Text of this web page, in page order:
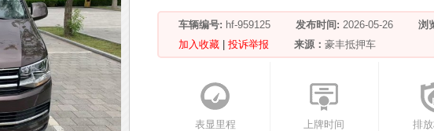
车辆编号: hf-959125 发布时间: 2026-05-26 浏
加入收藏
投诉举报 来源： 豪丰抵押车
表显里程 上牌时间 排